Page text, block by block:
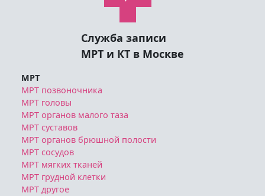
Служба записи
МРТ и КТ в Москве
МРТ
МРТ позвоночника
МРТ головы
МРТ органов малого таза
МРТ суставов
МРТ органов брюшной полости
МРТ сосудов
МРТ мягких тканей
МРТ грудной клетки
МРТ другое